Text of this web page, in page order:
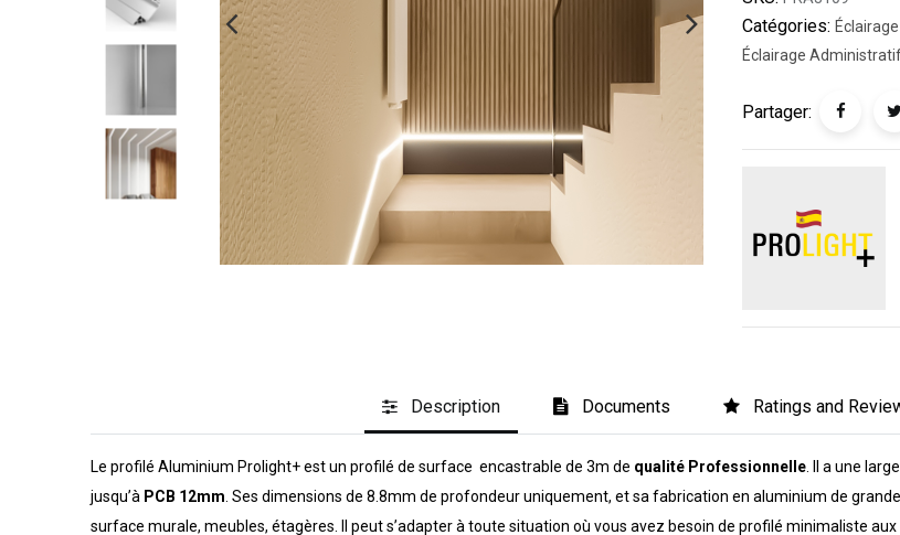
Catégories:
Éclairage
Partager:
Description Documents Ratings and
Le profilé Aluminium Prolight+ est un profilé de surface encastrable de 3m de qualité Professionnelle. Il a une
jusqu’à PCB 12mm. Ses dimensions de 8.8mm de profondeur uniquement, et sa fabrication en aluminium de
surface murale, meubles, étagères. Il peut s’adapter à toute situation où vous avez besoin de profilé minimaliste